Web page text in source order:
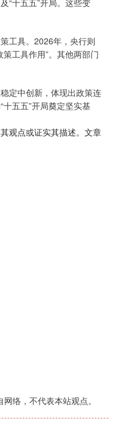
“十五五”开局。这些变
工具。2026年，央行则
工具作用”。其他两部门
定中创新，体现出政策连
五五”开局奠定坚实基
观点或证实其描述。文章
络，不代表本站观点。